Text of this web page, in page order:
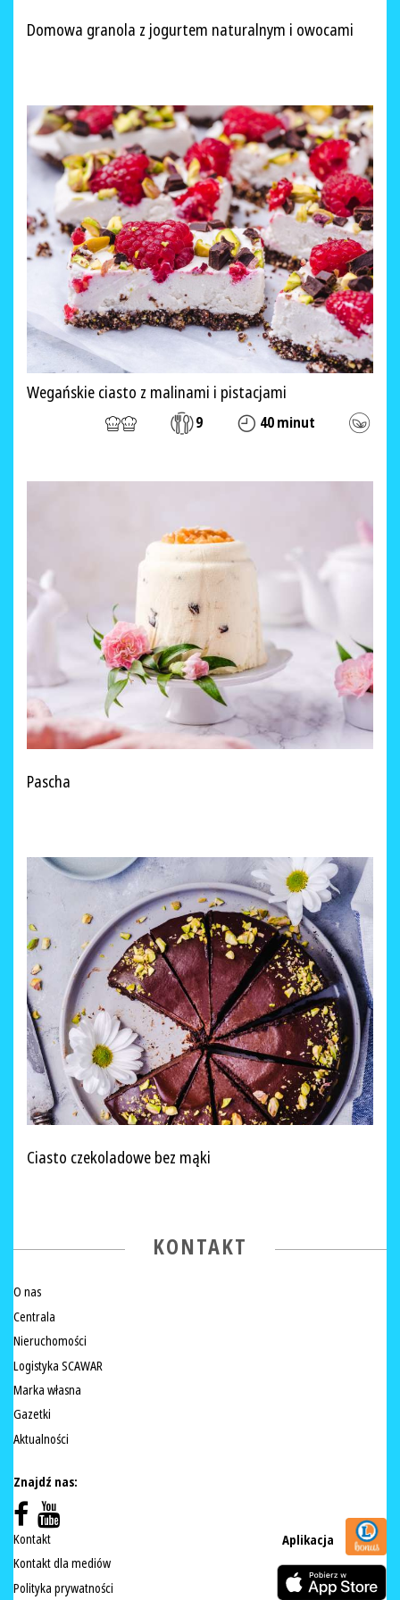
Domowa granola z jogurtem naturalnym i owocami
Wegańskie ciasto z malinami i pistacjami
9 40 minut
Pascha
Ciasto czekoladowe bez mąki
KONTAKT
O nas
Centrala
Nieruchomości
Logistyka SCAWAR
Marka własna
Gazetki
Aktualności
Znajdź nas:
Kontakt
Kontakt dla mediów
Polityka prywatności
Aplikacja